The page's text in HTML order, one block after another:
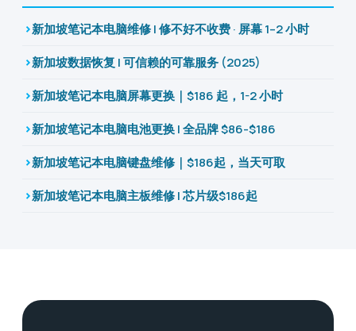
新加坡笔记本电脑维修 | 修不好不收费 · 屏幕 1–2 小时
新加坡数据恢复 | 可信赖的可靠服务 (2025)
新加坡笔记本电脑屏幕更换｜$186 起，1-2 小时
新加坡笔记本电脑电池更换 | 全品牌 $86-$186
新加坡笔记本电脑键盘维修｜$186起，当天可取
新加坡笔记本电脑主板维修 | 芯片级$186起